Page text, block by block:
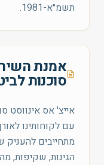
תשמ״א-1981.
אמנת
סוכנות
אייצ' אס אינווסט
עם לקוחותינו
מתחייבים להעניק
הגינות, שקיפות,